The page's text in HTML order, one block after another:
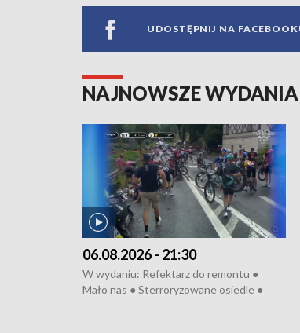
UDOSTĘPNIJ NA
NAJNOWSZE
06.08.2026 - 21:30
W wydaniu: Refektarz do remontu ●
Mało nas ● Sterroryzowane osiedle ●